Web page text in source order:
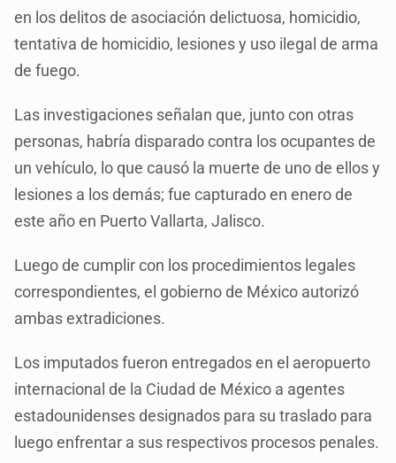
en los delitos de asociación delictuosa, homicidio,
tentativa de homicidio, lesiones y uso ilegal de arma
de fuego.
Las investigaciones señalan que, junto con otras
personas, habría disparado contra los ocupantes de
un vehículo, lo que causó la muerte de uno de ellos y
lesiones a los demás; fue capturado en enero de
este año en Puerto Vallarta, Jalisco.
Luego de cumplir con los procedimientos legales
correspondientes, el gobierno de México autorizó
ambas extradiciones.
Los imputados fueron entregados en el aeropuerto
internacional de la Ciudad de México a agentes
estadounidenses designados para su traslado para
luego enfrentar a sus respectivos procesos penales.